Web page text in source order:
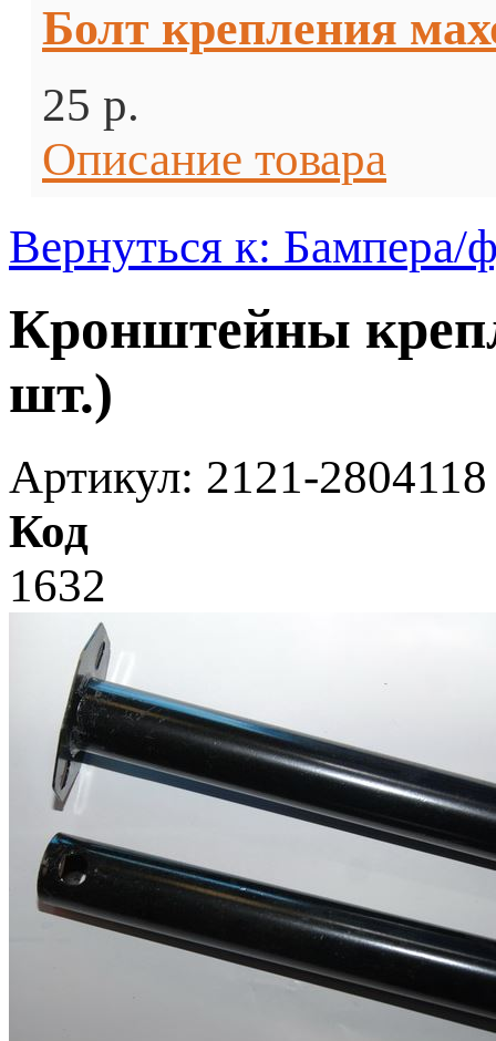
Болт крепления
25 p.
Описание товара
Вернуться к: Бампера/
Кронштейны
шт.)
Артикул: 2121-2804118
Код
1632